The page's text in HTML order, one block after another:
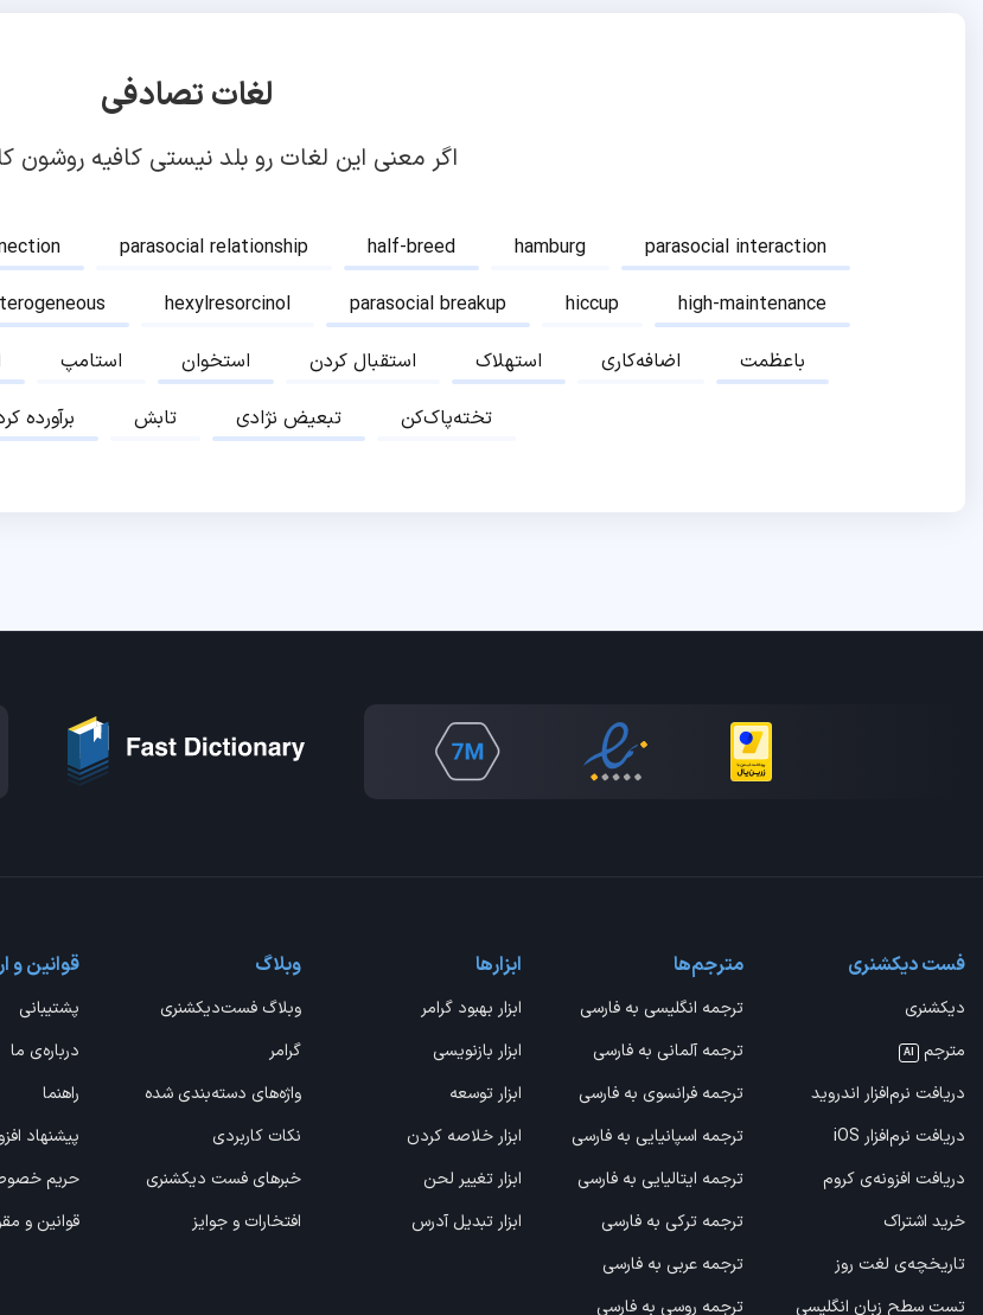
لغات تصادفی
اگر معنی این لغات رو بلد نیستی کافیه روشون
parasocial relationship half-breed hamburg
parasocial interaction
hexylresorcinol parasocial breakup hiccup
high-maintenance
استامپ استخوان استقبال کردن استهلاک اضافه‌کاری
باعظمت
برآورده تابش تبعیض نژادی تخته‌پاک‌کن
فست دیکشنری
دیکشنری
مترجم
AI
دریافت نرم‌افزار اندروید
دریافت نرم‌افزار iOS
دریافت افزونه‌ی کروم
خرید اشتراک
تاریخچه‌ی لغت روز
تست سطح زبان انگلیسی
مترجم‌ها
ترجمه انگلیسی به فارسی
ترجمه آلمانی به فارسی
ترجمه فرانسوی به فارسی
ترجمه اسپانیایی به فارسی
ترجمه ایتالیایی به فارسی
ترجمه ترکی به فارسی
ترجمه عربی به فارسی
ترجمه روسی به فارسی
ابزارها
ابزار بهبود گرامر
ابزار بازنویسی
ابزار توسعه
ابزار خلاصه کردن
ابزار تغییر لحن
ابزار تبدیل آدرس
وبلاگ
وبلاگ فست‌دیکشنری
گرامر
واژه‌های دسته‌بندی شده
نکات کاربردی
خبرهای فست دیکشنری
افتخارات و جوایز
قوانین و
پشتیبانی
درباره‌ی ما
راهنما
پیشنهاد
حریم
قوانین و